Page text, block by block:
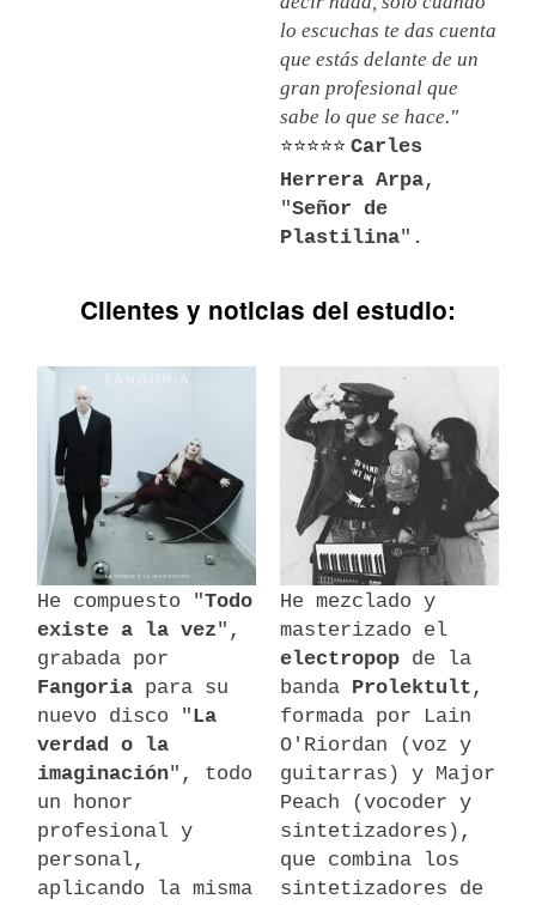
lo escuchas te das cuenta
que estás delante de un
gran profesional que
sabe lo que se hace."
⭐⭐⭐⭐⭐ Carles
Herrera Arpa,
"Señor de
Plastilina".
Clientes y noticias del estudio:
He compuesto "Todo
existe a la vez",
grabada por
Fangoria para su
nuevo disco "La
verdad o la
imaginación", todo
un honor
profesional y
personal,
aplicando la misma
He mezclado y
masterizado el
electropop de la
banda Prolektult ,
formada por Lain
O'Riordan (voz y
guitarras) y Major
Peach (vocoder y
sintetizadores),
que combina los
sintetizadores de